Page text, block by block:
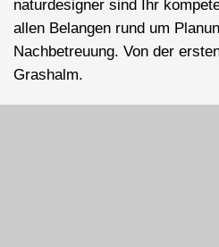
naturdesigner sind Ihr
allen Belangen rund um
Nachbetreuung. Von der
Grashalm.